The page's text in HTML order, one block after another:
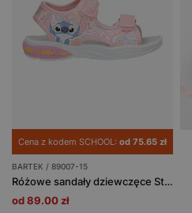
Cena z kodem SCHOOL: od 75.65 zł
BARTEK / 89007-15
Różowe sandały dziewczęce Stitch ze świecącą podeszwą BARTEK 89007-15
od 89.00 zł